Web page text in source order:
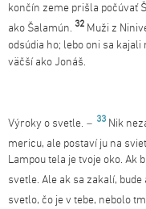
končín zeme prišla počúvať
ako Šalamún. 32 Muži z
odsúdia ho; lebo oni sa
väčší ako Jonáš.
Výroky o svetle. – 33 Nik
mericu, ale postaví ju na
Lampou tela je tvoje oko. Ak
svetle. Ale ak sa zakalí, bude
svetlo, čo je v tebe, nebolo